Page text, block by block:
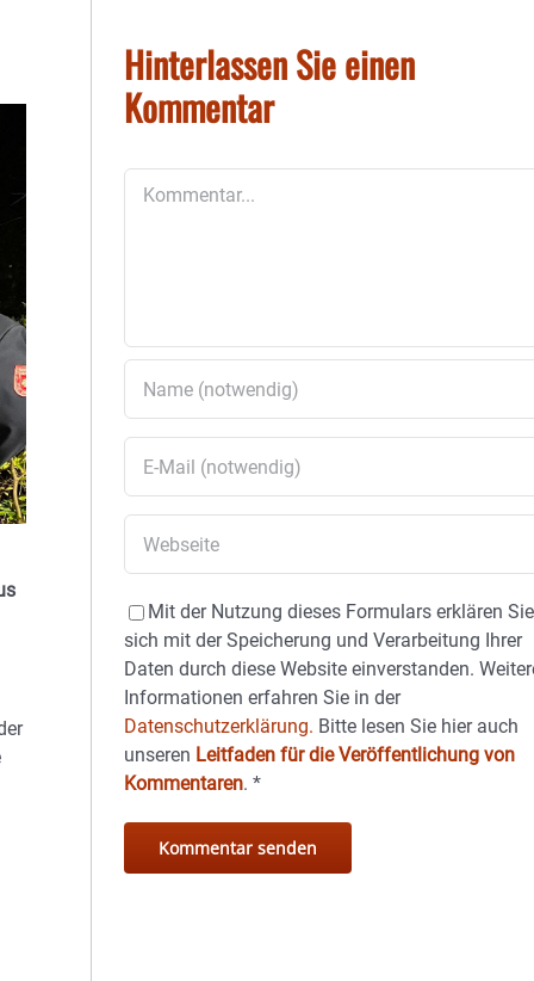
Hinterlassen Sie einen
Kommentar
Mit der Nutzung dieses Formulars erklären Sie
sich mit der Speicherung und Verarbeitung Ihrer
Daten durch diese Website einverstanden.
Informationen erfahren Sie in der
Datenschutzerklärung. Bitte lesen Sie hier auch
unseren Leitfaden für die Veröffentlichung von
Kommentaren.*